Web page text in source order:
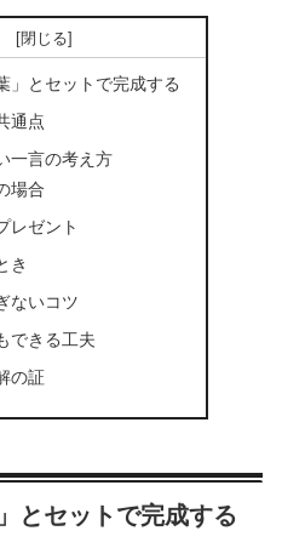
」とセットで完成する
通点
一言の考え方
場合
レゼント
き
ないコツ
できる工夫
の証
とセットで完成する